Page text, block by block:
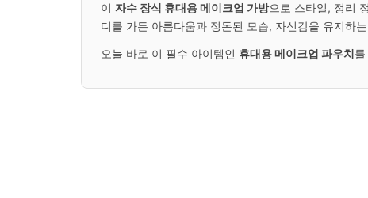
이 자수 장식 휴대용 메이크업 가방으로 스타일, 정리
디를 가든 아름다움과 정돈된 모습, 자신감을 유지하
오늘 바로 이 필수 아이템인 휴대용 메이크업 파우치